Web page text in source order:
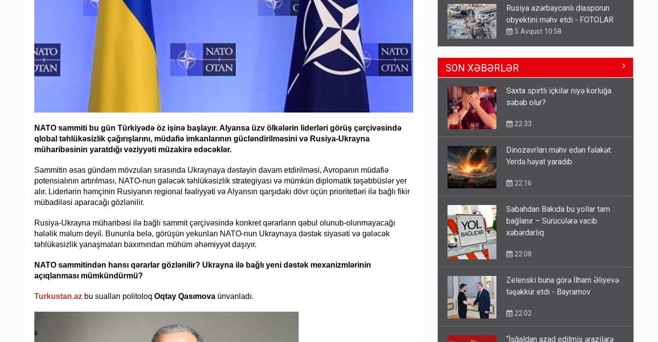
NATO sammiti bu gün Türkiyədə öz işinə başlayır. Alyansa üzv ölkələrin liderləri görüş çərçivəsində
qlobal təhlükəsizlik çağırışlarını, müdafiə imkanlarının gücləndirilməsini və Rusiya-Ukrayna
müharibəsinin yaratdığı vəziyyəti müzakirə edəcəklər.
Sammitin əsas gündəm mövzuları sırasında Ukraynaya dəstəyin davam etdirilməsi, Avropanın müdafiə
potensialının artırılması, NATO-nun gələcək təhlükəsizlik strategiyası və mümkün diplomatik təşəbbüslər yer
alır. Liderlərin həmçinin Rusiyanın regional fəaliyyəti və Alyansın qarşıdakı dövr üçün prioritetləri ilə bağlı fikir
mübadiləsi aparacağı gözlənilir.
Rusiya-Ukrayna müharibəsi ilə bağlı sammit çərçivəsində konkret qərarların qəbul olunub-olunmayacağı
hələlik məlum deyil. Bununla belə, görüşün yekunları NATO-nun Ukraynaya dəstək siyasəti və gələcək
təhlükəsizlik yanaşmaları baxımından mühüm əhəmiyyət daşıyır.
NATO sammitindən hansı qərarlar gözlənilir? Ukrayna ilə bağlı yeni dəstək mexanizmlərinin
açıqlanması mümkündürmü?
Turkustan.az bu sualları politoloq Oqtay Qasımova ünvanladı.
Bu tarixdən HAVALAR DƏYİŞİR -
İSTİLƏR BİTİR
4 Avqust 22:04
ŞOK! David Seliverstov ölkədən
qaçdı
gedə biləcəksiniz - SİYAHI
Ərdoğana sui-qəsd planının
5 Avqust 16:56
SON XƏBƏRLƏR
Saxta spirtli içkilər niyə korluğa
səbəb olur?
22:33
Dinozavrları məhv edən fəlakət:
Yerdə həyat yaradıb
22:16
Sabahdan Bakıda bu yollar tam
bağlanır – Sürücülərə vacib
xəbərdarlıq
22:08
Zelenski buna görə İlham Əliyevə
təşəkkür etdi - Bayramov
22:02
“İşğaldan azad edilmiş ərazilərə